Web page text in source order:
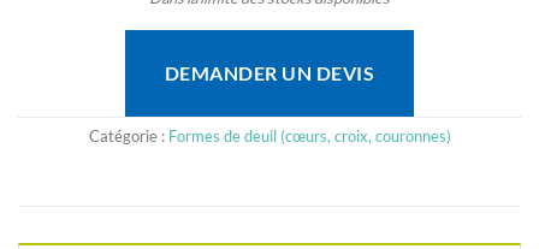
DEMANDER UN DEVIS
Catégorie : Formes de deuil (cœurs, croix, couronnes)